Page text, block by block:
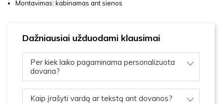
Montavimas: kabinamas ant sienos
Dažniausiai užduodami klausimai
Per kiek laiko pagaminama personalizuota
dovana?
Kaip įrašyti vardą ar tekstą ant dovanos?